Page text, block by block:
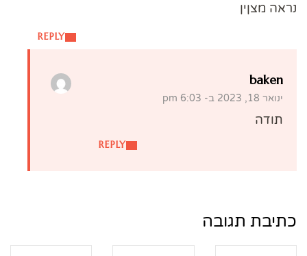
REPLY
נראה מצןין
baken
ינואר 18, 2023 ב- 6:03 pm
REPLY
תודה
כתיבת תגובה